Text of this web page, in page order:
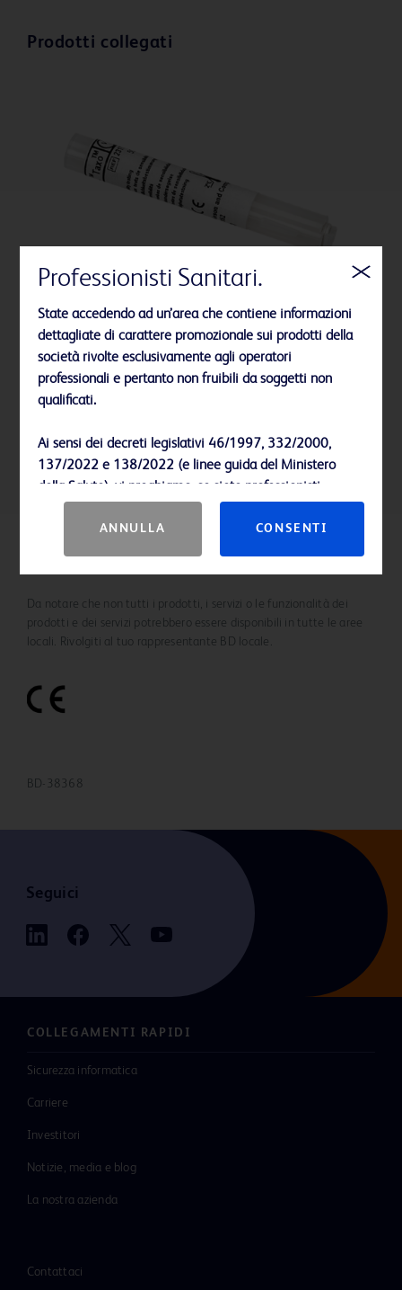
Prodotti collegati
Da notare che non tutti i prodotti, i servizi o le funzionalità dei
prodotti e dei servizi potrebbero essere disponibili in tutte le aree
locali. Rivolgiti al tuo rappresentante BD locale.
BD-38368
Seguici
COLLEGAMENTI RAPIDI
Sicurezza informatica
Carriere
Investitori
Notizie, media e blog
La nostra azienda
Contattaci
Professionisti Sanitari.
State accedendo ad un’area che contiene informazioni
dettagliate di carattere promozionale sui prodotti della
società rivolte esclusivamente agli operatori
professionali e pertanto non fruibili da soggetti non
qualificati.
Ai sensi dei decreti legislativi 46/1997, 332/2000,
137/2022 e 138/2022 (e linee guida del Ministero
della Salute), vi preghiamo, se siete professionisti
sanitari, di cliccare sul pulsante “Consenti” per accedere
alla sezione, oppure, se non lo siete, di cliccare sul
pulsante “Annulla” per uscire
ANNULLA CONSENTI